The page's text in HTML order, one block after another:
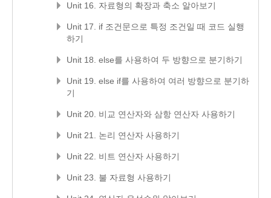
Unit 16. 자료형의 확장과 축소 알아보기
Unit 17. if 조건문으로 특정 조건일 때 코드 실행
하기
Unit 18. else를 사용하여 두 방향으로 분기하기
Unit 19. else if를 사용하여 여러 방향으로 분기하
기
Unit 20. 비교 연산자와 삼항 연산자 사용하기
Unit 21. 논리 연산자 사용하기
Unit 22. 비트 연산자 사용하기
Unit 23. 불 자료형 사용하기